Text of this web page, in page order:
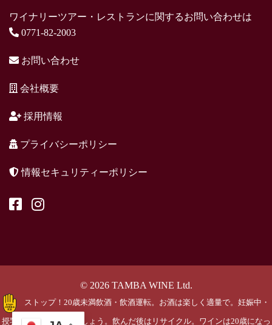
ワイナリーツアー・レストランに関するお問い合わせは
0771-82-2003
お問い合わせ
会社概要
採用情報
プライバシーポリシー
情報セキュリティーポリシー
© 2026 TAMBA WINE Ltd.
ストップ！20歳未満飲酒・飲酒運転。お酒は楽しく適量で。妊娠中・
授乳期の飲酒はやめましょう。飲んだ後はリサイクル。ワインは20歳になっ